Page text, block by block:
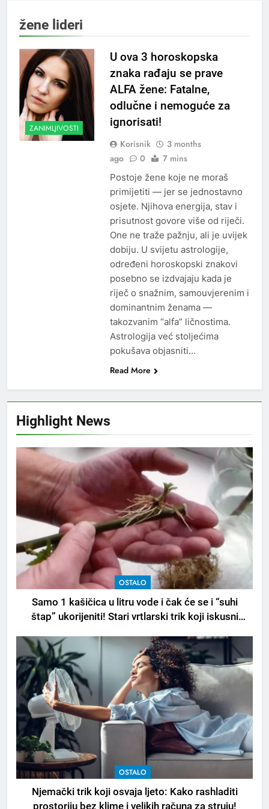
Highlight News
OSTALO
Samo 1 kašičica u litru vode i čak će se i “suhi
štap” ukorijeniti! Stari vrtlarski trik koji iskusni
OSTALO
Njemački trik koji osvaja ljeto: Kako rashladiti
prostoriju bez klime i velikih računa za struju!
žene lideri
ZANIMLJIVOSTI
U ova 3 horoskopska
znaka rađaju se prave
ALFA žene: Fatalne,
odlučne i nemoguće za
ignorisati!
Korisnik
3 months
ago
0 7 mins
Postoje žene koje ne moraš
primijetiti — jer se jednostavno
osjete. Njihova energija, stav i
prisutnost govore više od riječi.
One ne traže pažnju, ali je uvijek
dobiju. U svijetu astrologije,
određeni horoskopski znakovi
posebno se izdvajaju kada je
riječ o snažnim, samouvjerenim i
dominantnim ženama —
takozvanim “alfa” ličnostima.
Astrologija već stoljećima
pokušava objasniti…
Read More